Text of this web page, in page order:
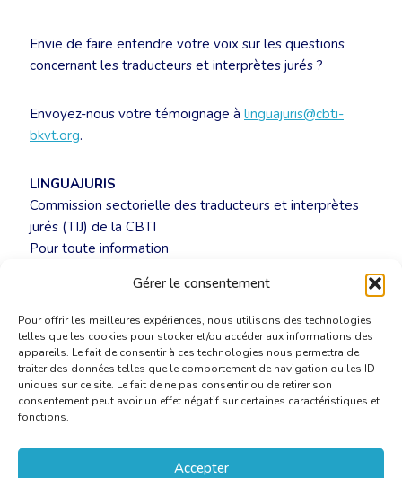
Gérer le consentement
Pour offrir les meilleures expériences, nous utilisons des technologies
telles que les cookies pour stocker et/ou accéder aux informations des
appareils. Le fait de consentir à ces technologies nous permettra de
traiter des données telles que le comportement de navigation ou les ID
uniques sur ce site. Le fait de ne pas consentir ou de retirer son
consentement peut avoir un effet négatif sur certaines caractéristiques et
fonctions.
Accepter
Envie de faire entendre votre voix sur les questions
concernant les traducteurs et interprètes jurés ?
Envoyez-nous votre témoignage à linguajuris@cbti-
bkvt.org.
LINGUAJURIS
Commission sectorielle des traducteurs et interprètes
jurés (TIJ) de la CBTI
Pour toute information